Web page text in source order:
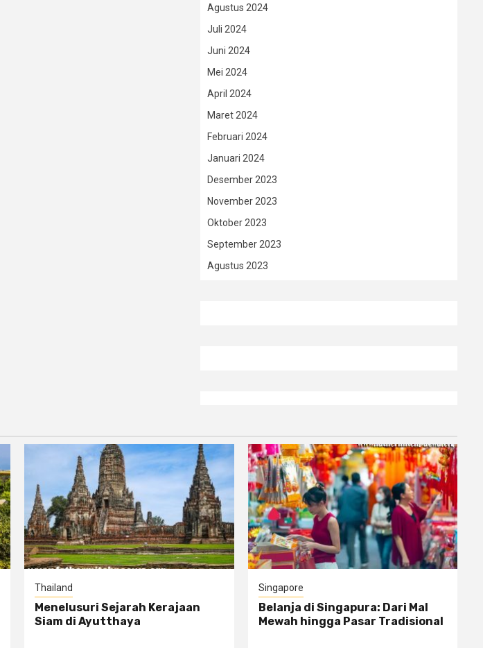
Agustus 2024
Juli 2024
Juni 2024
Mei 2024
April 2024
Maret 2024
Februari 2024
Januari 2024
Desember 2023
November 2023
Oktober 2023
September 2023
Agustus 2023
Thailand
Menelusuri Sejarah Kerajaan
Siam di Ayutthaya
Singapore
Belanja di Singapura: Dari Mal
Mewah hingga Pasar Tradisional